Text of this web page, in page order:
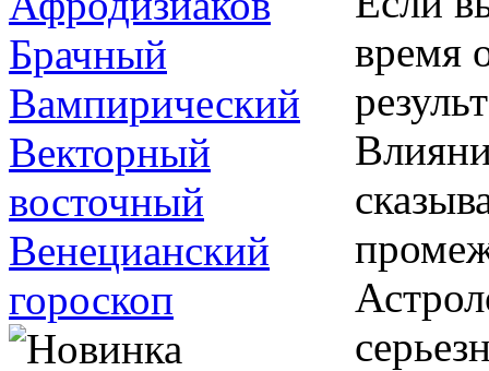
Брачный
Вампирический
Векторный
восточный
Венецианский
гороскоп
время